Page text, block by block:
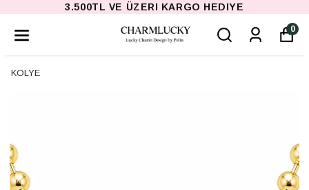
3.500TL VE ÜZERI KARGO HEDIYE
0
KOLYE